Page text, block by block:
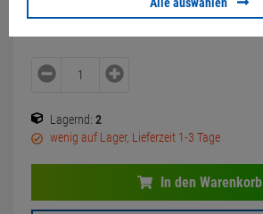
Lagernd: 2
wenig auf Lager, Lieferzeit 1-3 Tage
In den Warenkorb